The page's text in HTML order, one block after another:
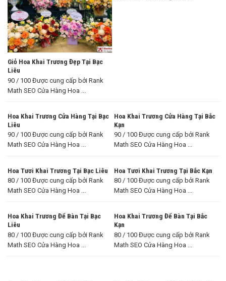
Giỏ Hoa Khai Trương Đẹp Tại Bạc
Liêu
90 / 100 Được cung cấp bởi Rank
Math SEO Cửa Hàng Hoa ...
Hoa Khai Trương Cửa Hàng Tại Bạc
Liêu
90 / 100 Được cung cấp bởi Rank
Math SEO Cửa Hàng Hoa ...
Hoa Khai Trương Cửa Hàng Tại Bắc
Kạn
90 / 100 Được cung cấp bởi Rank
Math SEO Cửa Hàng Hoa ...
Hoa Tươi Khai Trương Tại Bạc Liêu
80 / 100 Được cung cấp bởi Rank
Math SEO Cửa Hàng Hoa ...
Hoa Tươi Khai Trương Tại Bắc Kạn
80 / 100 Được cung cấp bởi Rank
Math SEO Cửa Hàng Hoa ...
Hoa Khai Trương Để Bàn Tại Bạc
Liêu
80 / 100 Được cung cấp bởi Rank
Math SEO Cửa Hàng Hoa ...
Hoa Khai Trương Để Bàn Tại Bắc
Kạn
80 / 100 Được cung cấp bởi Rank
Math SEO Cửa Hàng Hoa ...